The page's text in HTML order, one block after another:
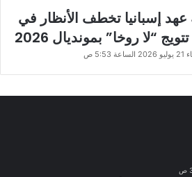
عهد إسبانيا تخطف الأنظار في
“لا روخا” بمونديال 2026
5:53 ص